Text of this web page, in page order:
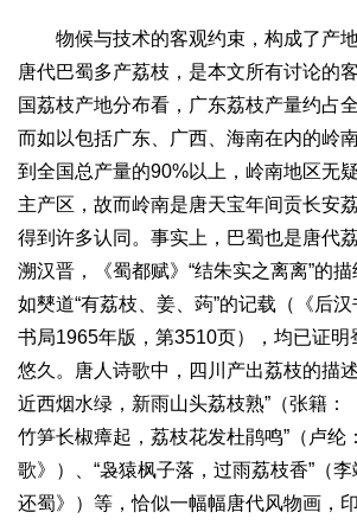
物候与技术的客观约束，构成了产地
唐代巴蜀多产荔枝，是本文所有讨论的
国荔枝产地分布看，广东荔枝产量约占
而如以包括广东、广西、海南在内的岭
到全国总产量的90%以上，岭南地区无
主产区，故而岭南是唐天宝年间贡长安
得到许多认同。事实上，巴蜀也是唐代
溯汉晋，《蜀都赋》“结朱实之离离”的描
如僰道“有荔枝、姜、蒟”的记载（《后
书局1965年版，第3510页），均已证明
悠久。唐人诗歌中，四川产出荔枝的描
近西烟水绿，新雨山头荔枝熟”（张籍：
竹笋长椒瘴起，荔枝花发杜鹃鸣”（卢纶
歌》）、“袅猿枫子落，过雨荔枝香”（
还蜀》）等，恰似一幅幅唐代风物画，